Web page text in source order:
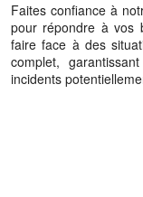
Faites confiance à
pour répondre à vos
faire face à des
complet,
incidents